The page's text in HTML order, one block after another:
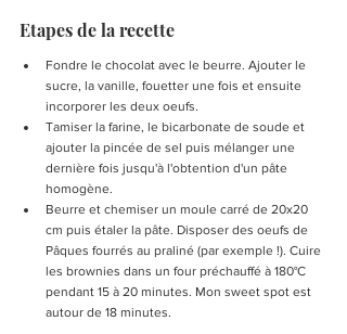
Etapes de la recette
Fondre le chocolat avec le beurre. Ajouter le
sucre, la vanille, fouetter une fois et ensuite
incorporer les deux oeufs.
Tamiser la farine, le bicarbonate de soude et
ajouter la pincée de sel puis mélanger une
dernière fois jusqu'à l'obtention d'un pâte
homogène.
Beurre et chemiser un moule carré de 20x20
cm puis étaler la pâte. Disposer des oeufs de
Pâques fourrés au praliné (par exemple !). Cuire
les brownies dans un four préchauffé à 180°C
pendant 15 à 20 minutes. Mon sweet spot est
autour de 18 minutes.